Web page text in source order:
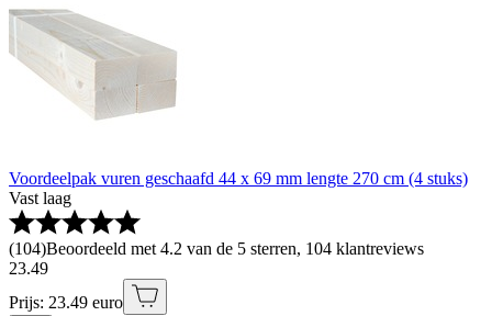
Voordeelpak vuren geschaafd 44 x 69 mm lengte 270 cm (4 stuks)
Vast laag
(104)Beoordeeld met 4.2 van de 5 sterren, 104 klantreviews
23.49
Prijs: 23.49 euro